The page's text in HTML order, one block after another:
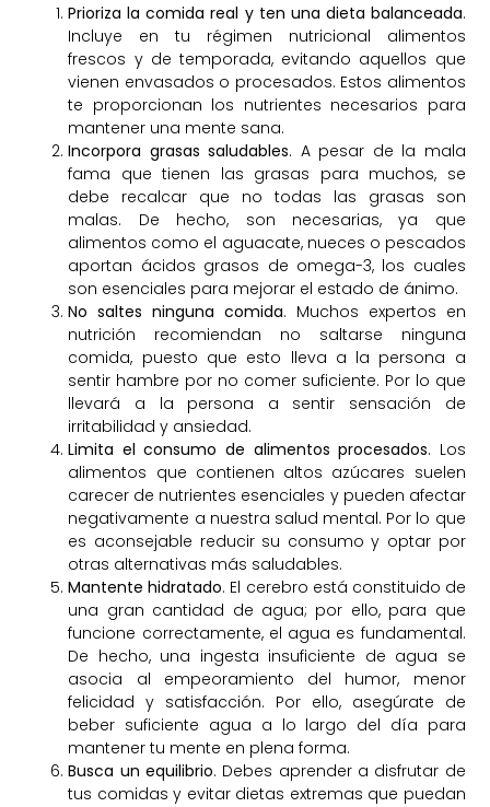
Prioriza la comida real y ten una dieta balanceada.
Incluye en tu régimen nutricional alimentos
frescos y de temporada, evitando aquellos que
vienen envasados o procesados. Estos alimentos
te proporcionan los nutrientes necesarios para
mantener una mente sana.
Incorpora grasas saludables. A pesar de la mala
fama que tienen las grasas para muchos, se
debe recalcar que no todas las grasas son
malas. De hecho, son necesarias, ya que
alimentos como el aguacate, nueces o pescados
aportan ácidos grasos de omega-3, los cuales
son esenciales para mejorar el estado de ánimo.
No saltes ninguna comida. Muchos expertos en
nutrición recomiendan no saltarse ninguna
comida, puesto que esto lleva a la persona a
sentir hambre por no comer suficiente. Por lo que
llevará a la persona a sentir sensación de
irritabilidad y ansiedad.
Limita el consumo de alimentos procesados. Los
alimentos que contienen altos azúcares suelen
carecer de nutrientes esenciales y pueden afectar
negativamente a nuestra salud mental. Por lo que
es aconsejable reducir su consumo y optar por
otras alternativas más saludables.
Mantente hidratado. El cerebro está constituido de
una gran cantidad de agua; por ello, para que
funcione correctamente, el agua es fundamental.
De hecho, una ingesta insuficiente de agua se
asocia al empeoramiento del humor, menor
felicidad y satisfacción. Por ello, asegúrate de
beber suficiente agua a lo largo del día para
mantener tu mente en plena forma.
Busca un equilibrio. Debes aprender a disfrutar de
tus comidas y evitar dietas extremas que puedan